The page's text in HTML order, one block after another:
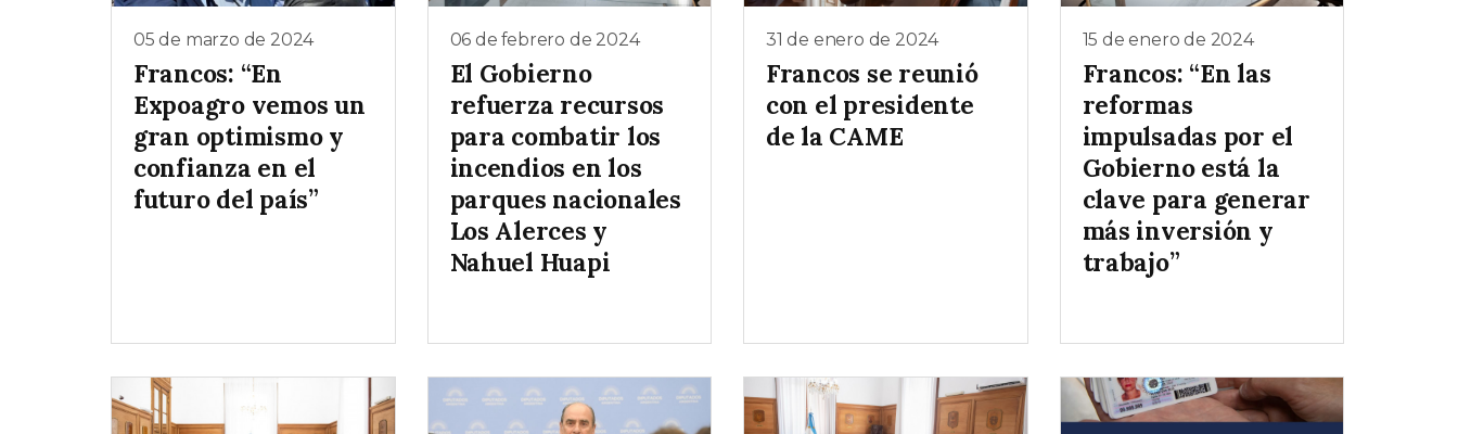
05 de marzo de 2024
Francos: “En
Expoagro vemos un
gran optimismo y
confianza en el
futuro del país”
06 de febrero de 2024
El Gobierno
refuerza recursos
para combatir los
incendios en los
parques nacionales
Los Alerces y
Nahuel Huapi
31 de enero de 2024
Francos se reunió
con el presidente
de la CAME
15 de enero de 2024
Francos: “En las
reformas
impulsadas por el
Gobierno está la
clave para generar
más inversión y
trabajo”